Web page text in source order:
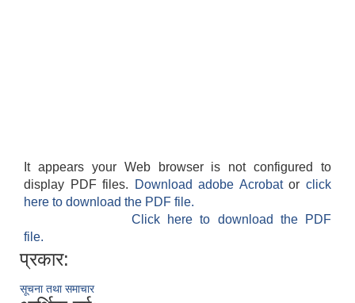
It appears your Web browser is not configured to
display PDF files.
Download adobe Acrobatorclick
here to download the PDF file.
Click here to download the PDF
file.
प्रकार:
सूचना तथा समाचार